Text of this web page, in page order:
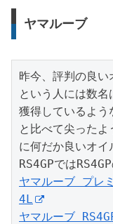
ヤマルーブ
昨今、評判の良い
という人には数
獲得しているよう
と比べて尖った
に何だか良いオイ
ヤマルーブ プレ
4L
ヤマルーブ